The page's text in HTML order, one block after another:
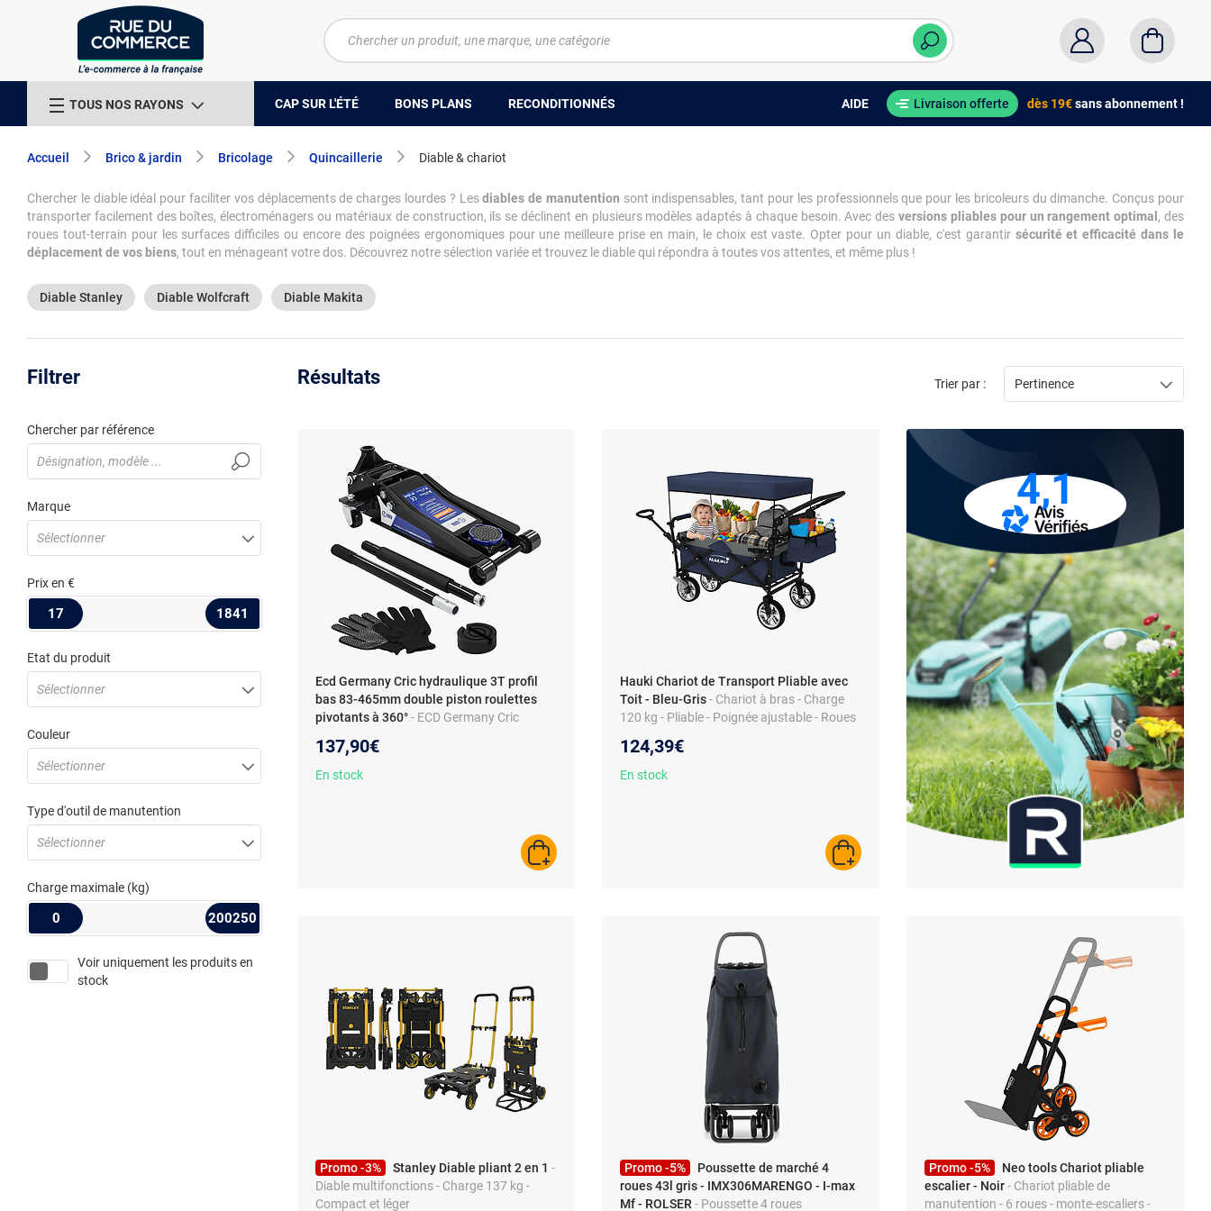
TOUS NOS RAYONS CAP SUR L'ÉTÉ BONS PLANS RECONDITIONNÉS AIDE Livraison offerte dès 19€sans abonnement !
Accueil Brico & jardin Bricolage Quincaillerie Diable & chariot
Chercher le diable idéal pour faciliter vos déplacements de charges lourdes ? Lesdiables de manutention sont indispensables, tant pour les professionnels que pour les bricoleurs du dimanche. Conçus pour
transporter facilement des boîtes, électroménagers ou matériaux de construction, ils se déclinent en plusieurs modèles adaptés à chaque besoin. Avec desversions pliables pour un rangement optimal , des
roues tout-terrain pour les surfaces difficiles ou encore des poignées ergonomiques pour une meilleure prise en main, le choix est vaste. Opter pour un diable, c'est garantir sécurité et efficacité dans le
déplacement de vos biens, tout en ménageant votre dos. Découvrez notre sélection variée et trouvez le diable qui répondra à toutes vos attentes, et même plus !
Diable Stanley Diable Wolfcraft Diable Makita
Filtrer
Chercher par référence
Marque
Sélectionner
Prixen €
17 1841
Etat du produit
Sélectionner
Couleur
Sélectionner
Type d'outil de manutention
Sélectionner
Charge maximale (kg)
0 200250
Voir uniquement les produits en
stock
Résultats Trier par : Pertinence
Ecd Germany Cric hydraulique 3T profil
bas 83-465mm double piston roulettes
pivotants à 360°- ECD Germany Cric
465mm, Double Piston de Levage Rapide,
Tampons en Caoutchouc, Roulettes
137,90€
En stock
AJOUTER AU PANIER
Hauki Chariot de Transport Pliable avec
Toit - Bleu-Gris- Chariot à bras - Charge
120 kg - Pliable - Poignée ajustable - Roues
124,39€
En stock
AJOUTER AU PANIER
4,1
Promo -3% Stanley Diable pliant 2 en 1 -
Diable multifonctions - Charge 137 kg -
Compact et léger
Promo -5%
Poussette de marché 4
roues 43l gris - IMX306MARENGO - I-max
Mf - ROLSER- Poussette 4 roues
Promo -5%
Neo tools Chariot pliable
escalier - Noir- Chariot pliable de
manutention - 6 roues - monte-escaliers -